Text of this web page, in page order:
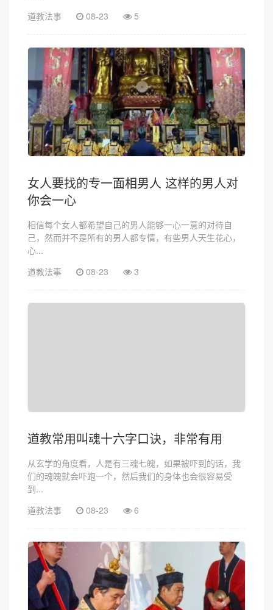
道教法事
08-23 5
女人要找的专一面相男人 这样的男人对
你会一心
相信每个女人都希望自己的男人能够一心一意的对待自
己，然而并不是所有的男人都专情，有些男人天生花心，
心...
道教法事
08-23 3
道教常用叫魂十六字口诀，非常有用
从玄学的角度看，人是有三魂七魄，如果被吓到的话，我
们的魂魄就会吓跑一个，然后我们的身体也会很容易受
到...
道教法事
08-23 6